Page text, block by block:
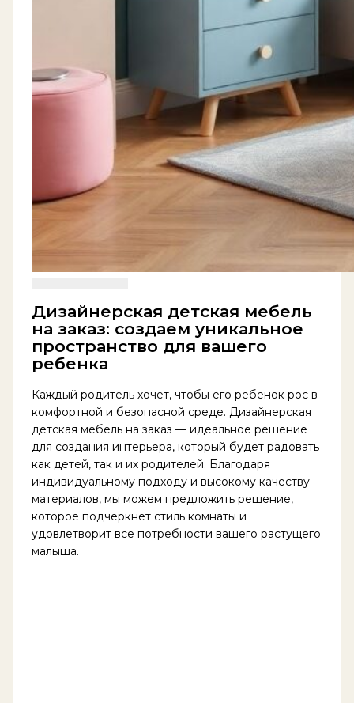
Дизайнерская детская мебель
на заказ: создаем уникальное
пространство для вашего
ребенка
Каждый родитель хочет, чтобы его ребенок рос в
комфортной и безопасной среде. Дизайнерская
детская мебель на заказ — идеальное решение
для создания интерьера, который будет радовать
как детей, так и их родителей. Благодаря
индивидуальному подходу и высокому качеству
материалов, мы можем предложить решение,
которое подчеркнет стиль комнаты и
удовлетворит все потребности вашего растущего
малыша.